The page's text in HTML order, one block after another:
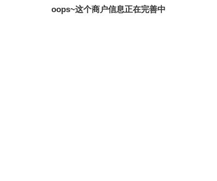
oops~这个商户信息正在完善中